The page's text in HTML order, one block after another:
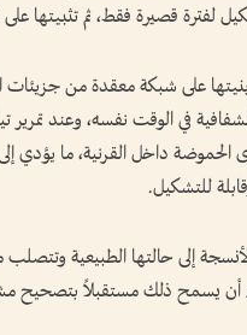
لفترة قصيرة فقط، ثم تثبيتها
على شبكة معقدة من جزيئات
في الوقت نفسه، وعند
داخل القرنية، ما يؤدي إلى
للتشكيل.
إلى حالتها الطبيعية
أن يسمح ذلك مستقبلاً بتصحيح